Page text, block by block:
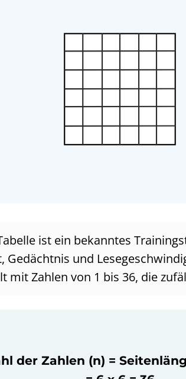
ist ein bekanntes
und
mit Zahlen von 1 bis 36, die
der Zahlen (n) =